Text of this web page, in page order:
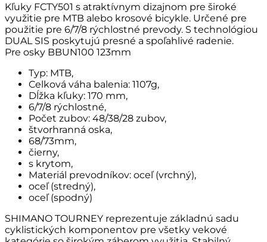
Kľuky FCTY501 s atraktívnym dizajnom pre široké
využitie pre MTB alebo krosové bicykle. Určené pre
použitie pre 6/7/8 rýchlostné prevody. S technológiou
DUAL SIS poskytujú presné a spoľahlivé radenie.
Pre osky BBUN100 123mm
Typ: MTB,
Celková váha balenia: 1107g,
Dĺžka kľuky: 170 mm,
6/7/8 rýchlostné,
Počet zubov: 48/38/28 zubov,
štvorhranná oska,
68/73mm,
čierny,
s krytom,
Materiál prevodníkov: oceľ (vrchný),
oceľ (stredný),
oceľ (spodný)
SHIMANO TOURNEY reprezentuje základnú sadu
cyklistických komponentov pre všetky vekové